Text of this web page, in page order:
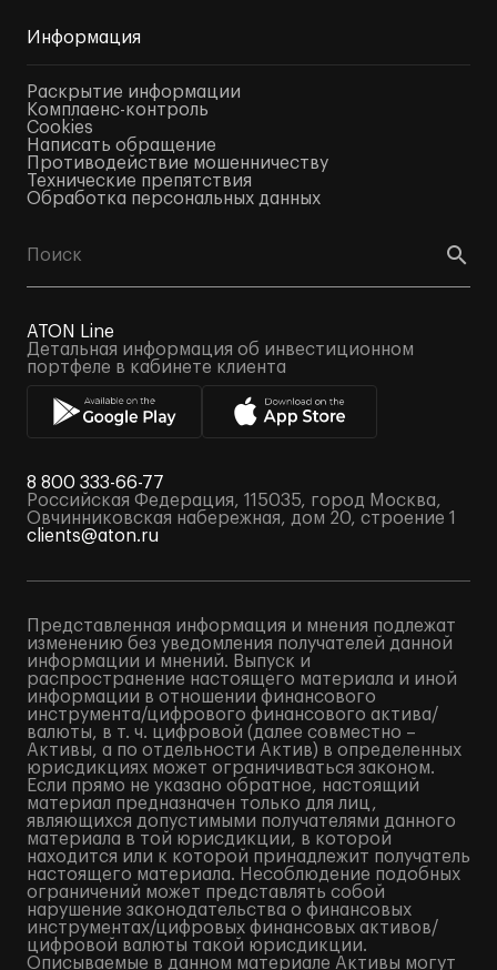
Информация
Раскрытие информации
Комплаенс-контроль
Cookies
Написать обращение
Противодействие мошенничеству
Технические препятствия
Обработка персональных данных
ATON Line
Детальная информация об инвестиционном
портфеле в кабинете клиента
8 800 333-66-77
Российская Федерация, 115035, город Москва,
Овчинниковская набережная, дом 20, строение 1
clients@aton.ru
Представленная информация и мнения подлежат
изменению без уведомления получателей данной
информации и мнений. Выпуск и
распространение настоящего материала и иной
информации в отношении финансового
инструмента/цифрового финансового актива/
валюты, в т. ч. цифровой (далее совместно –
Активы, а по отдельности Актив) в определенных
юрисдикциях может ограничиваться законом.
Если прямо не указано обратное, настоящий
материал предназначен только для лиц,
являющихся допустимыми получателями данного
материала в той юрисдикции, в которой
находится или к которой принадлежит получатель
настоящего материала. Несоблюдение подобных
ограничений может представлять собой
нарушение законодательства о финансовых
инструментах/цифровых финансовых активов/
цифровой валюты такой юрисдикции.
Описываемые в данном материале Активы могут